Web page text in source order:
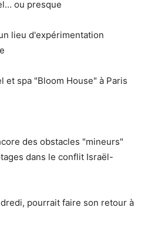
ou presque
lieu d'expérimentation
et spa "Bloom House" à Paris
des obstacles "mineurs"
dans le conflit Israël-
pourrait faire son retour à